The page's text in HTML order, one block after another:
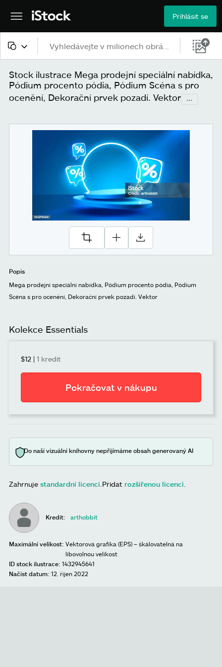
Přihlásit se
Veškerý obsah
Obrázky
Stock ilustrace Mega prodejní speciální nabídka,
Pódium procento pódia, Pódium Scéna s pro
ocenění, Dekorační prvek pozadí. Vektor ...
Popis
Mega prodejní speciální nabídka, Pódium procento pódia, Pódium
Scéna s pro ocenění, Dekorační prvek pozadí. Vektor
Kolekce Essentials
$12 | 1 kredit
Pokračovat v nákupu
Do naší vizuální knihovny nepřijímáme obsah generovaný AI
Zahrnuje standardní licenci Přidat rozšířenou licenci
Kredit: arthobbit
Maximální velikost: Vektorová grafika (EPS) – škálovatelná na
libovolnou velikost
ID stock ilustrace: 1432945641
Načíst datum: 12. říjen 2022